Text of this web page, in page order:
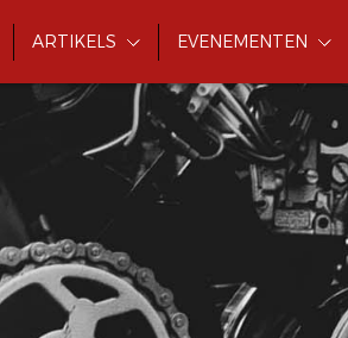
ARTIKELS EVENEMENTEN